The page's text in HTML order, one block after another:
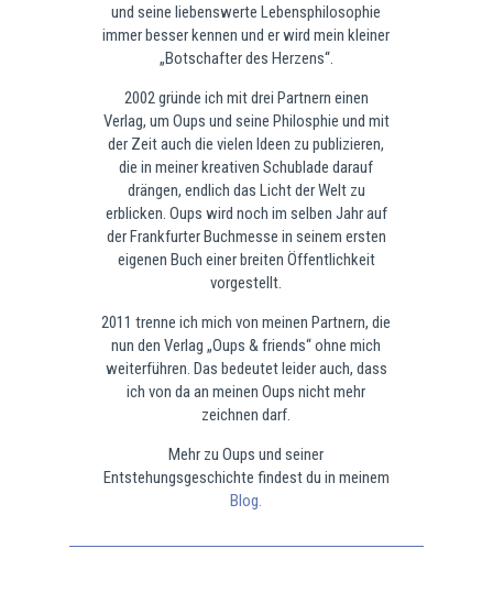
und seine liebenswerte Lebensphilosophie
immer besser kennen und er wird mein kleiner
„Botschafter des Herzens“.
2002 gründe ich mit drei Partnern einen
Verlag, um Oups und seine Philosphie und mit
der Zeit auch die vielen Ideen zu publizieren,
die in meiner kreativen Schublade darauf
drängen, endlich das Licht der Welt zu
erblicken. Oups wird noch im selben Jahr auf
der Frankfurter Buchmesse in seinem ersten
eigenen Buch einer breiten Öffentlichkeit
vorgestellt.
2011 trenne ich mich von meinen Partnern, die
nun den Verlag „Oups & friends“ ohne mich
weiterführen. Das bedeutet leider auch, dass
ich von da an meinen Oups nicht mehr
zeichnen darf.
Mehr zu Oups und seiner
Entstehungsgeschichte findest du in meinem
Blog.